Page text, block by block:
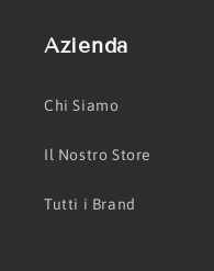
Azienda
Chi Siamo
Il Nostro Store
Tutti i Brand